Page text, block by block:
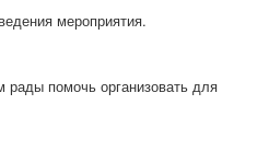
мероприятия.
помочь организовать для